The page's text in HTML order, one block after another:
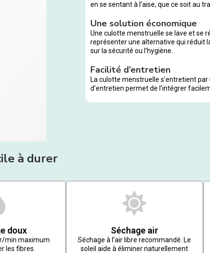
en se sentant à l’aise, que ce soit au
Une solution économique
Une culotte menstruelle se lave et se
représenter une alternative qui réduit
sur la sécurité ou l’hygiène.
Facilité d’entretien
La culotte menstruelle s’entretient
d’entretien permet de l’intégrer
à durer
doux
min maximum
les fibres.
Séchage air
Séchage à l’air libre recommandé. Le
soleil aide à éliminer naturellement